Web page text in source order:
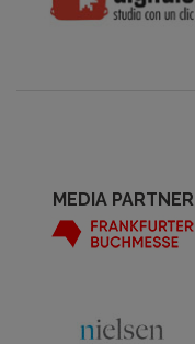
MEDIA PARTNER